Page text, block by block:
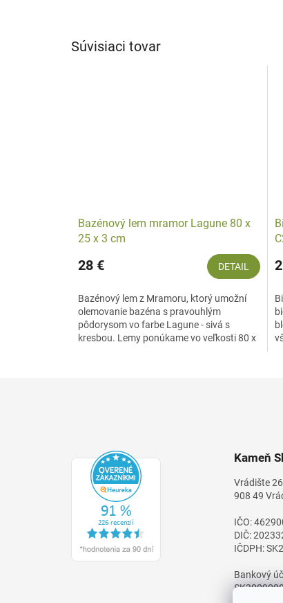
Súvisiaci tovar
Bazénový lem mramor Lagune 80 x
25 x 3 cm
28 € DETAIL
Bazénový lem z Mramoru, ktorý umožní
olemovanie bazéna s pravouhlým
pôdorysom vo farbe Lagune - sivá s
kresbou. Lemy ponúkame vo veľkosti 80 x
Kameň
Vrádište
908 49
IČO:
DIČ:
IČDPH:
Bankový